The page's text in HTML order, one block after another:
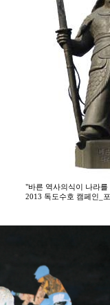
"바른 역사의식이 나라를
2013 독도수호 캠페인_